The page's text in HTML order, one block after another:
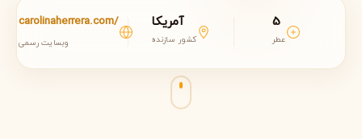
5
عطر
آمریکا
کشور سازنده
carolinaherrera.com/
وبسایت رسمی